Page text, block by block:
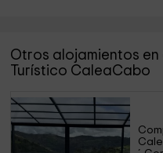
Otros alojamientos
Turístico CaleaCabo